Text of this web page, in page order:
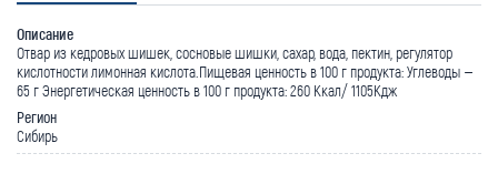
Описание
Отвар из кедровых шишек, сосновые шишки, сахар, вода, пектин, регулятор
кислотности лимонная кислота.Пищевая ценность в 100 г продукта: Углеводы –
65 г Энергетическая ценность в 100 г продукта: 260 Ккал/ 1105Кдж
Регион
Сибирь